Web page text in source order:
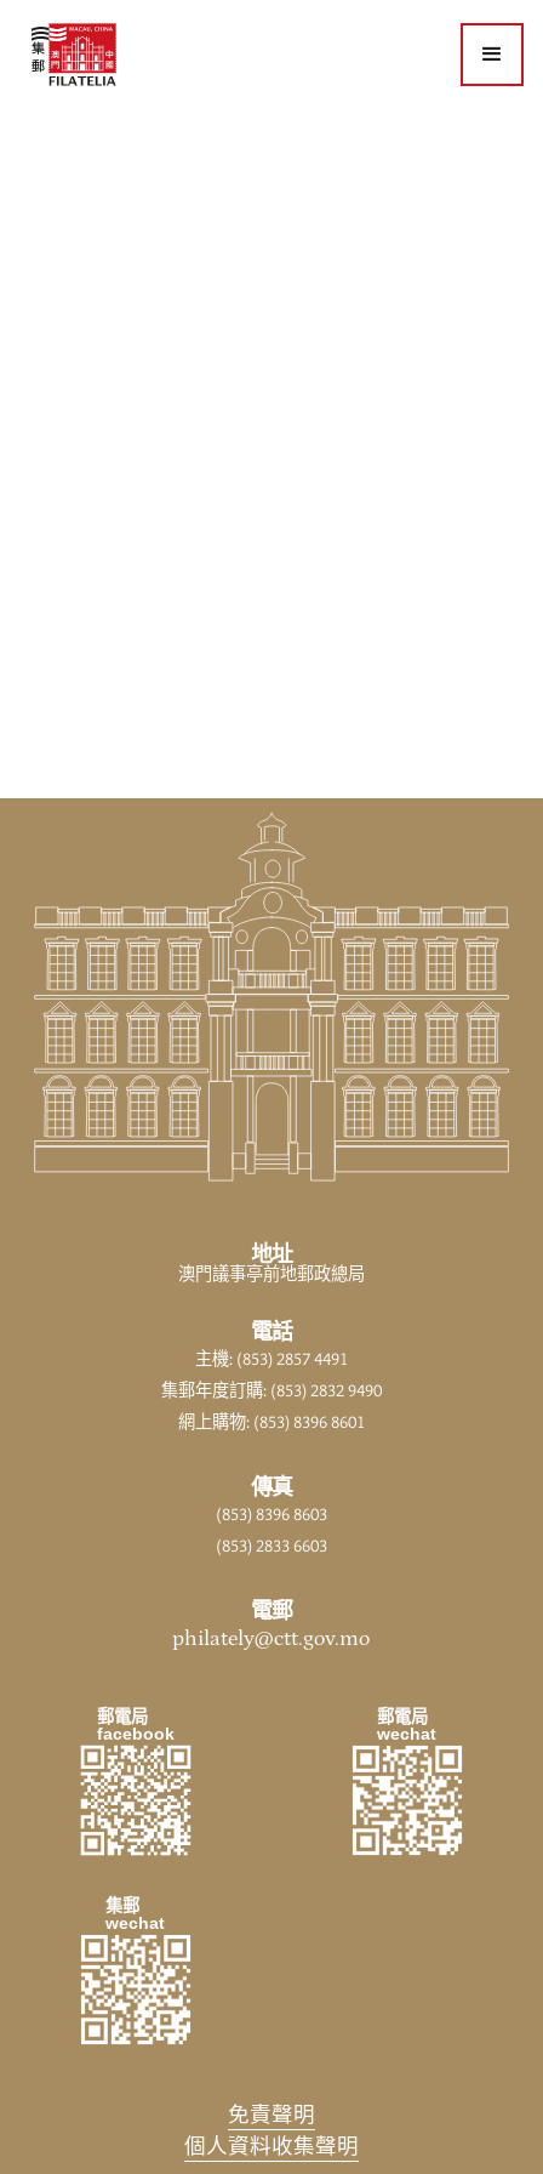
免責聲明
個人資料收集聲明
郵電局
facebook
郵電局
wechat
集郵
wechat
地址
澳門議事亭前地郵政總局
電話
主機: (853) 2857 4491
集郵年度訂購: (853) 2832 9490
網上購物: (853) 8396 8601
傳真
(853) 8396 8603
(853) 2833 6603
電郵
philately@ctt.gov.mo